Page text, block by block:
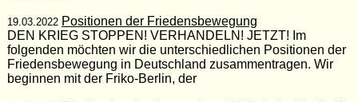
19.03.2022 Positionen der Friedensbewegung
DEN KRIEG STOPPEN! VERHANDELN! JETZT! Im
folgenden möchten wir die unterschiedlichen Positionen der
Friedensbewegung in Deutschland zusammentragen. Wir
beginnen mit der Friko-Berlin, der